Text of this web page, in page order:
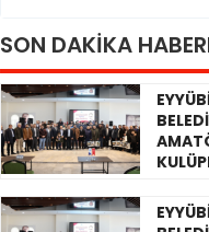
SON DAKİKA